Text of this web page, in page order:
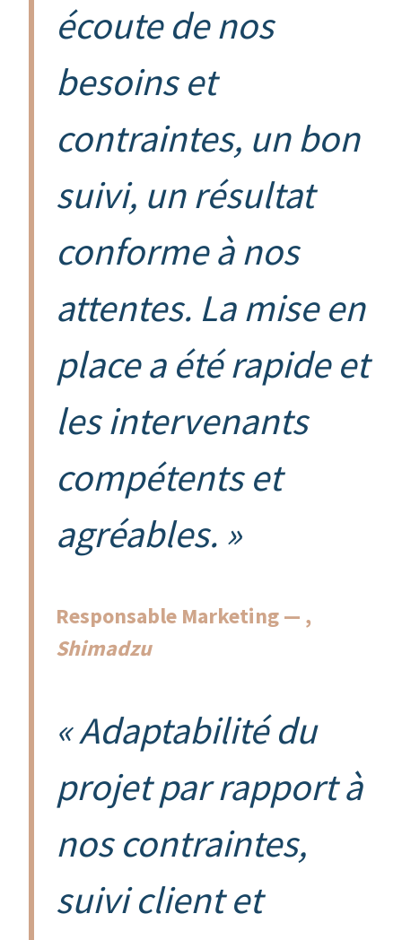
écoute de nos
besoins et
contraintes, un bon
suivi, un résultat
conforme à nos
attentes. La mise en
place a été rapide et
les intervenants
compétents et
agréables. »
Responsable Marketing — ,
Shimadzu
« Adaptabilité du
projet par rapport à
nos contraintes,
suivi client et